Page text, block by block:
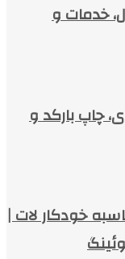
خدمات و
چاپ بارکد و
خودکار لات |